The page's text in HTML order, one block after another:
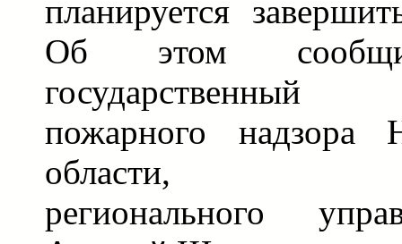
планируется
Об этом
пожарного надзора
области,
регионального